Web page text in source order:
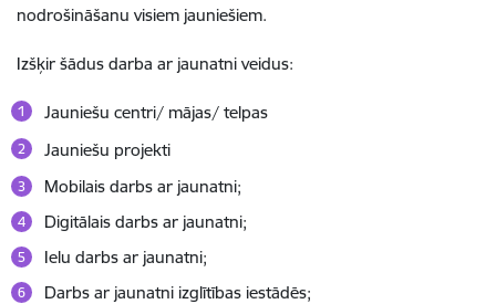
nodrošināšanu visiem jauniešiem.
Izšķir šādus darba ar jaunatni veidus:
Jauniešu centri/ mājas/ telpas
Jauniešu projekti
Mobilais darbs ar jaunatni;
Digitālais darbs ar jaunatni;
Ielu darbs ar jaunatni;
Darbs ar jaunatni izglītības iestādēs;